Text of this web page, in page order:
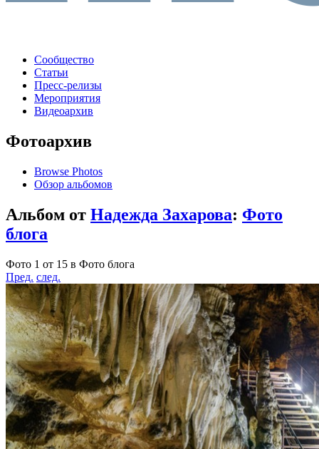
Сообщество
Статьи
Пресс-релизы
Мероприятия
Видеоархив
Фотоархив
Browse Photos
Обзор альбомов
Альбом от Надежда Захарова: Фото
блога
Фото 1 от 15 в Фото блога
Пред. след.